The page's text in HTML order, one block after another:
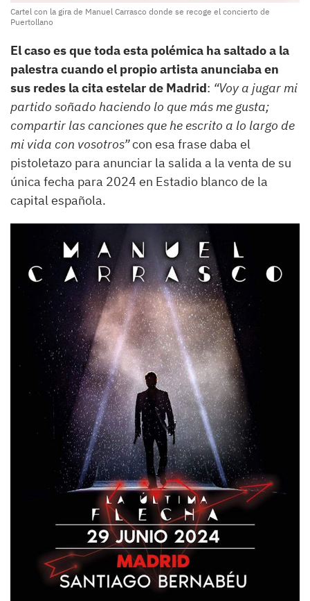
Cartel con la gira de Manuel Carrasco donde se recoge el concierto de
Puertollano
El caso es que toda esta polémica ha saltado a la
palestra cuando el propio artista anunciaba en
sus redes la cita estelar de Madrid: “Voy a jugar mi
partido soñado haciendo lo que más me gusta;
compartir las canciones que he escrito a lo largo de
mi vida con vosotros”con esa frase daba el
pistoletazo para anunciar la salida a la venta de su
única fecha para 2024 en Estadio blanco de la
capital española.